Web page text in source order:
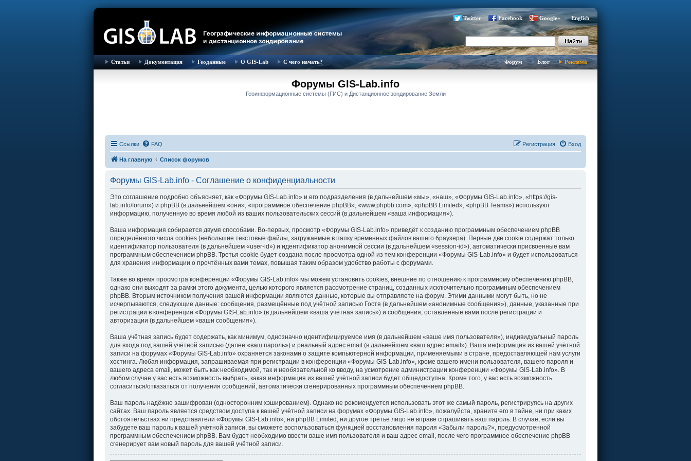
Twitter Facebook Google+ English
Статьи Документация Геоданные О GIS-Lab С чего начать? Форум Блог Реклама
Форумы GIS-Lab.info
Геоинформационные системы (ГИС) и Дистанционное зондирование Земли
Ссылки FAQ Вход
Регистрация
На главную Список форумов
Форумы GIS-Lab.info - Соглашение о конфиденциальности
Это соглашение подробно объясняет, как «Форумы GIS-Lab.info» и его подразделения (в дальнейшем «мы», «наш», «Форумы GIS-Lab.info», «https://gis-
lab.info/forum») и phpBB (в дальнейшем «они», «программное обеспечение phpBB», «www.phpbb.com», «phpBB Limited», «phpBB Teams») используют
информацию, полученную во время любой из ваших пользовательских сессий (в дальнейшем «ваша информация»).
Ваша информация собирается двумя способами. Во-первых, просмотр «Форумы GIS-Lab.info» приведёт к созданию программным обеспечением phpBB
определённого числа cookies (небольшие текстовые файлы, загружаемые в папку временных файлов вашего браузера). Первые две cookie содержат только
идентификатор пользователя (в дальнейшем «user-id») и идентификатор анонимной сессии (в дальнейшем «session-id»), автоматически присвоенные вам
программным обеспечением phpBB. Третья cookie будет создана после просмотра одной из тем конференции «Форумы GIS-Lab.info» и будет использоваться
для хранения информации о прочтённых вами темах, повышая таким образом удобство работы с форумами.
Также во время просмотра конференции «Форумы GIS-Lab.info» мы можем установить cookies, внешние по отношению к программному обеспечению phpBB,
однако они выходят за рамки этого документа, целью которого является рассмотрение страниц, созданных исключительно программным обеспечением
phpBB. Вторым источником получения вашей информации являются данные, которые вы отправляете на форум. Этими данными могут быть, но не
исчерпываются, следующие данные: сообщения, размещённые под учётной записью Гостя (в дальнейшем «анонимные сообщения»), данные, указанные при
регистрации в конференции «Форумы GIS-Lab.info» (в дальнейшем «ваша учётная запись») и сообщения, оставленные вами после регистрации и
авторизации (в дальнейшем «ваши сообщения»).
Ваша учётная запись будет содержать, как минимум, однозначно идентифицируемое имя (в дальнейшем «ваше имя пользователя»), индивидуальный пароль
для входа под вашей учётной записью (далее «ваш пароль») и реальный адрес email (в дальнейшем «ваш адрес email»). Ваша информация из вашей учётной
записи на форумах «Форумы GIS-Lab.info» охраняется законами о защите компьютерной информации, применяемыми в стране, предоставляющей нам услуги
хостинга. Любая информация, запрашиваемая при регистрации в конференции «Форумы GIS-Lab.info», кроме вашего имени пользователя, вашего пароля и
вашего адреса email, может быть как необходимой, так и необязательной ко вводу, на усмотрение администрации конференции «Форумы GIS-Lab.info». В
любом случае у вас есть возможность выбрать, какая информация из вашей учётной записи будет общедоступна. Кроме того, у вас есть возможность
согласиться/отказаться от получения сообщений, автоматически сгенерированных программным обеспечением phpBB.
Ваш пароль надёжно зашифрован (односторонним хэшированием). Однако не рекомендуется использовать этот же самый пароль, регистрируясь на других
сайтах. Ваш пароль является средством доступа к вашей учётной записи на форумах «Форумы GIS-Lab.info», пожалуйста, храните его в тайне, ни при каких
обстоятельствах ни представители «Форумы GIS-Lab.info», ни phpBB Limited, ни другое третье лицо не вправе спрашивать ваш пароль. В случае, если вы
забудете ваш пароль к вашей учётной записи, вы сможете воспользоваться функцией восстановления пароля «Забыли пароль?», предусмотренной
программным обеспечением phpBB. Вам будет необходимо ввести ваше имя пользователя и ваш адрес email, после чего программное обеспечение phpBB
сгенерирует вам новый пароль для вашей учётной записи.